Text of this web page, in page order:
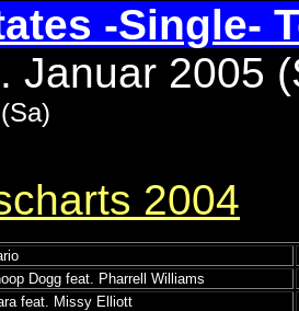
-Single-
Januar 2005
2004
Dogg feat. Pharrell Williams
feat. Missy Elliott